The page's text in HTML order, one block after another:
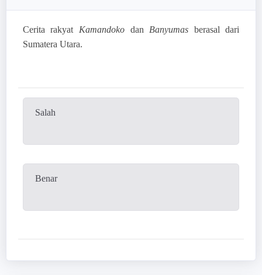
Cerita rakyat Kamandoko dan Banyumas berasal dari
Sumatera Utara.
Salah
Benar